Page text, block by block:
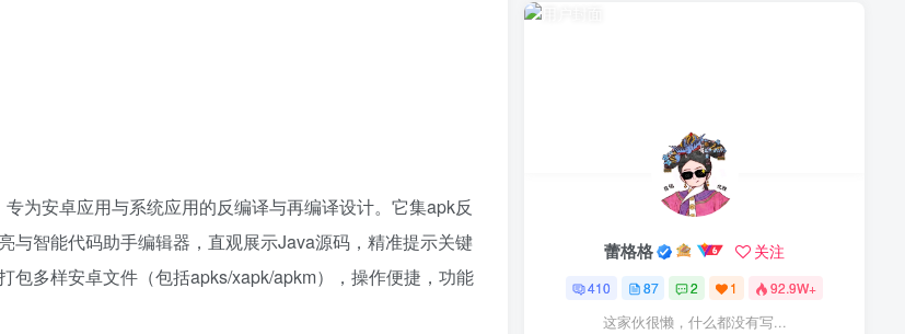
为安卓应用与系统应用的反编译与再编译设计。它集apk反
与智能代码助手编辑器，直观展示Java源码，精准提示关键
多样安卓文件（包括apks/xapk/apkm），操作便捷，功能
蕾格格 关注
410 87 2 1 92.9W+
这家伙很懒，什么都没有写...